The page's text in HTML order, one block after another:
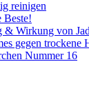
reinigen
Beste!
& Wirkung von
gegen trockene
Nummer 16